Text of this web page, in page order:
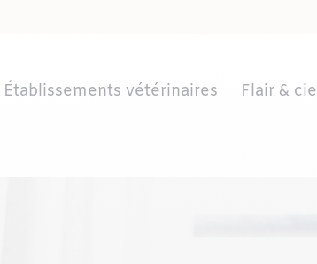
Établissements vétérinaires Flair & cie